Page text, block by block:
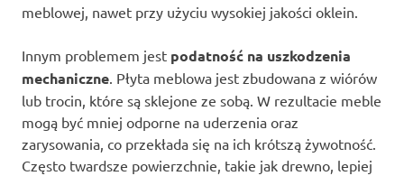
meblowej, nawet przy użyciu wysokiej jakości oklein.
Innym problemem jest podatność na uszkodzenia
mechaniczne . Płyta meblowa jest zbudowana z wiórów
lub trocin, które są sklejone ze sobą. W rezultacie meble
mogą być mniej odporne na uderzenia oraz
zarysowania, co przekłada się na ich krótszą żywotność.
Często twardsze powierzchnie, takie jak drewno, lepiej